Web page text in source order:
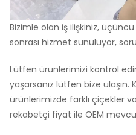
Bizimle olan iş ilişkiniz,
sonrası hizmet sunuluyor,
Lütfen ürünlerimizi kontrol
yaşarsanız lütfen bize ulaşın.
ürünlerimizde farklı çiçekler
rekabetçi fiyat ile OEM